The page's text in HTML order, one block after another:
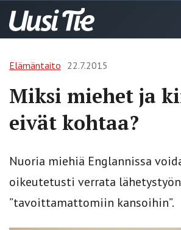
Elämäntaito 22.7.2015
Miksi miehet ja
eivät kohtaa?
Nuoria miehiä Englannissa
oikeutetusti verrata lähetystyön
”tavoittamattomiin kansoihin”.